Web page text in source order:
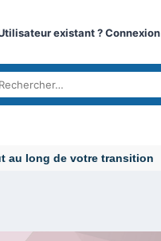
existant ? Connexion
long de votre transition